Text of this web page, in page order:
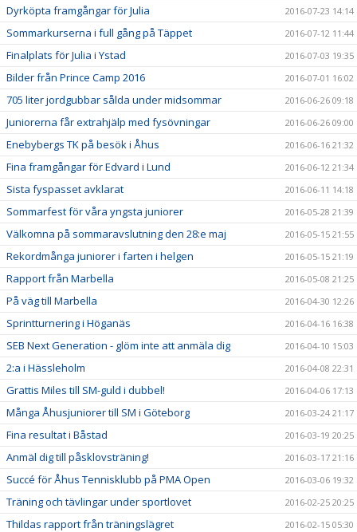
Dyrköpta framgångar för Julia 2016-07-23 14:14
Sommarkurserna i full gång på Täppet 2016-07-12 11:44
Finalplats för Julia i Ystad 2016-07-03 19:35
Bilder från Prince Camp 2016 2016-07-01 16:02
705 liter jordgubbar sålda under midsommar 2016-06-26 09:18
Juniorerna får extrahjälp med fysövningar 2016-06-26 09:00
Enebybergs TK på besök i Åhus 2016-06-16 21:32
Fina framgångar för Edvard i Lund 2016-06-12 21:34
Sista fyspasset avklarat 2016-06-11 14:18
Sommarfest för våra yngsta juniorer 2016-05-28 21:39
Välkomna på sommaravslutning den 28:e maj 2016-05-15 21:55
Rekordmånga juniorer i farten i helgen 2016-05-15 21:19
Rapport från Marbella 2016-05-08 21:25
På väg till Marbella 2016-04-30 12:26
Sprintturnering i Höganäs 2016-04-16 16:38
SEB Next Generation - glöm inte att anmäla dig 2016-04-10 15:03
2:a i Hässleholm 2016-04-08 22:31
Grattis Miles till SM-guld i dubbel! 2016-04-06 17:13
Många Åhusjuniorer till SM i Göteborg 2016-03-24 21:17
Fina resultat i Båstad 2016-03-19 20:25
Anmäl dig till påsklovsträning! 2016-03-17 21:16
Succé för Åhus Tennisklubb på PMA Open 2016-03-06 19:32
Träning och tävlingar under sportlovet 2016-02-25 20:25
Thildas rapport från träningslägret 2016-02-15 05:30